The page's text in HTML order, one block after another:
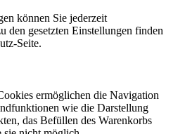
können Sie jederzeit
den gesetzten Einstellungen finden
Seite.
ermöglichen die Navigation
wie die Darstellung
das Befüllen des Warenkorbs